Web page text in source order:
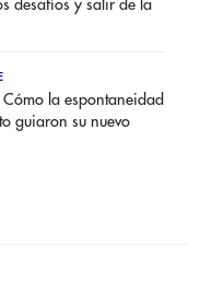
desafíos y salir de la
la espontaneidad
guiaron su nuevo